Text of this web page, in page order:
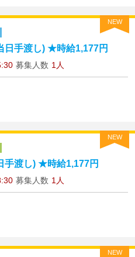
NEW
日手渡し) ★時給1,177円
募集人数 1人
NEW
手渡し) ★時給1,177円
募集人数 1人
NEW